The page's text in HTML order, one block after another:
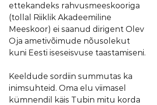
ettekandeks rahvusmeeskooriga
(tollal Riiklik Akadeemiline
Meeskoor) ei saanud dirigent Olev
Oja ametivõimude nõusolekut
kuni Eesti iseseisvuse taastamiseni.
Keeldude sordiin summutas ka
inimsuhteid. Oma elu viimasel
kümnendil käis Tubin mitu korda